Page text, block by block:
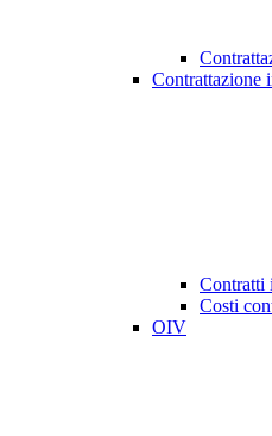
Contrattazione
Contratti
Costi
OIV